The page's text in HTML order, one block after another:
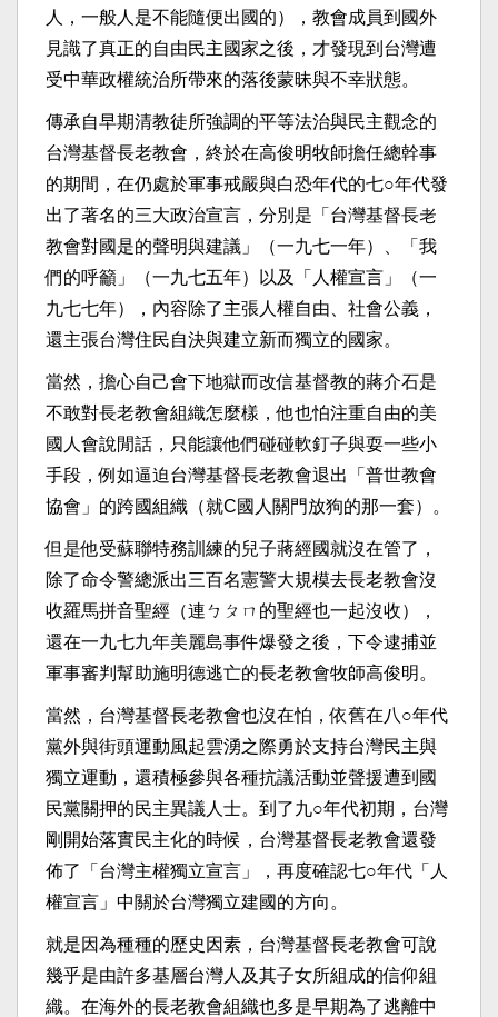
人，一般人是不能隨便出國的），教會成員到國外
見識了真正的自由民主國家之後，才發現到台灣遭
受中華政權統治所帶來的落後蒙昧與不幸狀態。​
​傳承自早期清教徒所強調的平等法治與民主觀念的
台灣基督長老教會，終於在高俊明牧師擔任總幹事
的期間，在仍處於軍事戒嚴與白恐年代的七○年代發
出了著名的三大政治宣言，分別是「台灣基督長老
教會對國是的聲明與建議」（一九七一年）、「我
們的呼籲」（一九七五年）以及「人權宣言」（一
九七七年），內容除了主張人權自由、社會公義，
還主張台灣住民自決與建立新而獨立的國家。​
​當然，擔心自己會下地獄而改信基督教的蔣介石是
不敢對長老教會組織怎麼樣，他也怕注重自由的美
國人會說閒話，只能讓他們碰碰軟釘子與耍一些小
手段，例如逼迫台灣基督長老教會退出「普世教會
協會」的跨國組織（就C國人關門放狗的那一套）。​
​但是他受蘇聯特務訓練的兒子蔣經國就沒在管了，
除了命令警總派出三百名憲警大規模去長老教會沒
收羅馬拼音聖經（連ㄅㄆㄇ的聖經也一起沒收），
還在一九七九年美麗島事件爆發之後，下令逮捕並
軍事審判幫助施明德逃亡的長老教會牧師高俊明。​
​當然，台灣基督長老教會也沒在怕，依舊在八○年代
黨外與街頭運動風起雲湧之際勇於支持台灣民主與
獨立運動，還積極參與各種抗議活動並聲援遭到國
民黨關押的民主異議人士。到了九○年代初期，台灣
剛開始落實民主化的時候，台灣基督長老教會還發
佈了「台灣主權獨立宣言」，再度確認七○年代「人
權宣言」中關於台灣獨立建國的方向。​
​就是因為種種的歷史因素，台灣基督長老教會可說
幾乎是由許多基層台灣人及其子女所組成的信仰組
織。在海外的長老教會組織也多是早期為了逃離中